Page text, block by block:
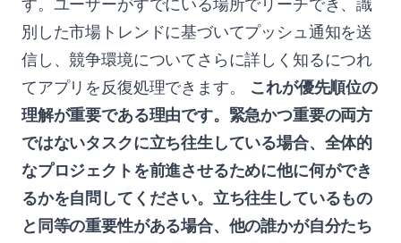
す。ユーザーがすでにいる場所でリーチでき、識
別した市場トレンドに基づいてプッシュ通知を送
信し、競争環境についてさらに詳しく知るにつれ
てアプリを反復処理できます。 これが優先順位の
理解が重要である理由です。緊急かつ重要の両方
ではないタスクに立ち往生している場合、全体的
なプロジェクトを前進させるために他に何ができ
るかを自問してください。立ち往生しているもの
と同等の重要性がある場合、他の誰かが自分たち